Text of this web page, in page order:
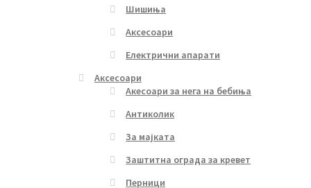
Шишиња
Аксесоари
Електрични апарати
Аксесоари
Акесоари за нега на бебиња
Антиколик
За мајката
Заштитна ограда за кревет
Перници